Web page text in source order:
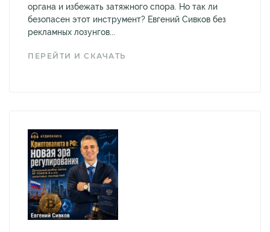
органа и избежать затяжного спора. Но так ли
безопасен этот инструмент? Евгений Сивков без
рекламных лозунгов...
ПЕРЕЙТИ И СКАЧАТЬ